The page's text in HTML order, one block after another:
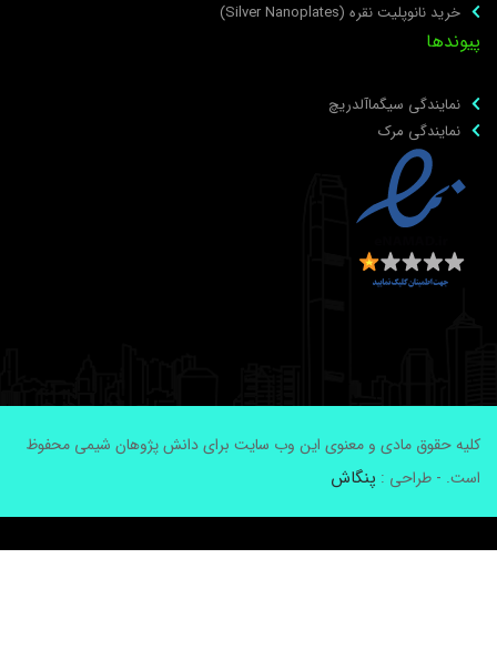
خرید نانوپلیت نقره (Silver Nanoplates)
نمایندگی سیگماآلدریچ
نمایندگی مرک
حقوق مادی و معنوی این وب سایت برای دانش پژوهان شیمی محفوظ
- طراحی :پنگاش